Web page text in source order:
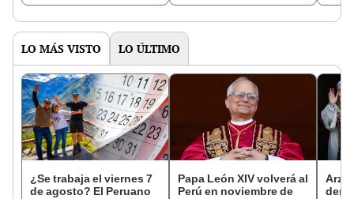
octubre en el link oficial
LO MÁS VISTO LO ÚLTIMO
¿Se trabaja el viernes 7
de agosto? El Peruano
Papa León XIV volverá al
Perú en noviembre de